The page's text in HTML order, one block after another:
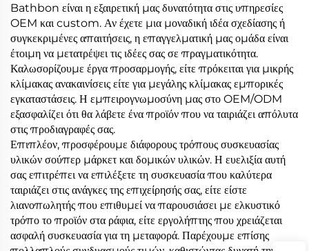
Bathbon είναι η εξαιρετική μας δυνατότητα στις υπηρεσίες
OEM και custom. Αν έχετε μια μοναδική ιδέα σχεδίασης ή
συγκεκριμένες απαιτήσεις, η επαγγελματική μας ομάδα είναι
έτοιμη να μετατρέψει τις ιδέες σας σε πραγματικότητα.
Καλωσορίζουμε έργα προσαρμογής, είτε πρόκειται για μικρής
κλίμακας ανακαινίσεις είτε για μεγάλης κλίμακας εμπορικές
εγκαταστάσεις. Η εμπειρογνωμοσύνη μας στο OEM/ODM
εξασφαλίζει ότι θα λάβετε ένα προϊόν που να ταιριάζει απόλυτα
στις προδιαγραφές σας.
Επιπλέον, προσφέρουμε διάφορους τρόπους συσκευασίας
υλικών σούπερ μάρκετ και δομικών υλικών. Η ευελιξία αυτή
σας επιτρέπει να επιλέξετε τη συσκευασία που καλύτερα
ταιριάζει στις ανάγκες της επιχείρησής σας, είτε είστε
λιανοπωλητής που επιθυμεί να παρουσιάσει με ελκυστικό
τρόπο το προϊόν στα ράφια, είτε εργολήπτης που χρειάζεται
ασφαλή συσκευασία για τη μεταφορά. Παρέχουμε επίσης